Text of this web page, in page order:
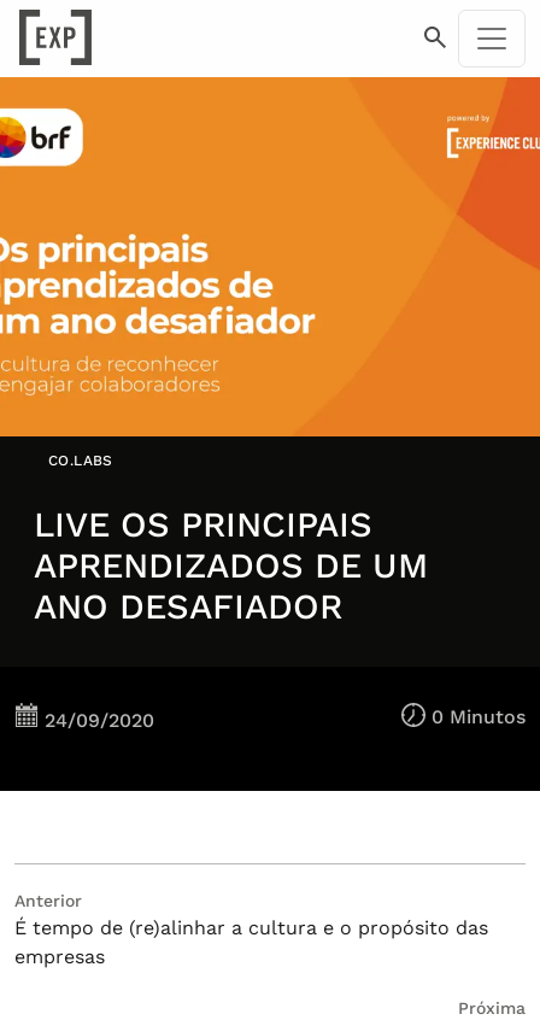
CO.LABS
LIVE OS PRINCIPAIS
APRENDIZADOS DE UM
ANO DESAFIADOR
24/09/2020 0 Minutos
Navegação
de
Post
Anterior
Post
anterior:
É tempo de (re)alinhar a cultura e o propósito das
empresas
Próxima